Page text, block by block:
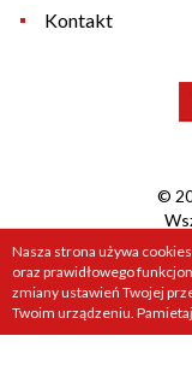
Kontakt
©
Nasza strona używa
oraz prawidłowego
zmiany ustawień Twojej
Twoim urządzeniu.